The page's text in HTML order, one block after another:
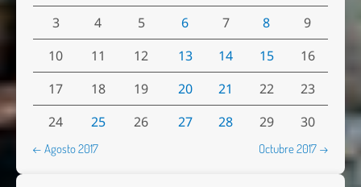
3
4 5 6 7 8
9
10
11 12 13 14 15
16
17
18 19 20 21 22
23
24
25 26 27 28 29 30
← Agosto 2017 Octubre 2017 →